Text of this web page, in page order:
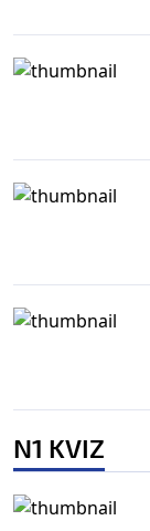
N1 KVIZ